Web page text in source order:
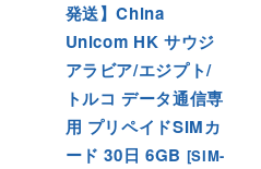
発送】China
Unicom HK サウジ
アラビア/エジプト/
トルコ データ通信専
用 プリペイドSIMカ
ード 30日 6GB [SIM-